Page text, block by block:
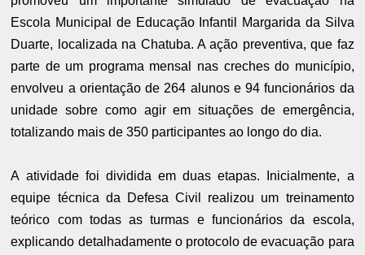
Escola Municipal de Educação Infantil Margarida da Silva
Duarte, localizada na Chatuba. A ação preventiva, que faz
parte de um programa mensal nas creches do município,
envolveu a orientação de 264 alunos e 94 funcionários da
unidade sobre como agir em situações de emergência,
totalizando mais de 350 participantes ao longo do dia.
A atividade foi dividida em duas etapas. Inicialmente, a
equipe técnica da Defesa Civil realizou um treinamento
teórico com todas as turmas e funcionários da escola,
explicando detalhadamente o protocolo de evacuação para